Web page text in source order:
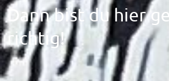
Dann bist du hier
richtig!